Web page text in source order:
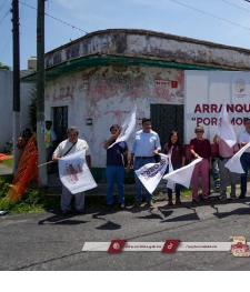
actividades de
cultura de la reforestación